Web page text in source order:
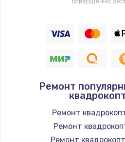
Ремонт
Ремонт
Ремонт
Ремонт